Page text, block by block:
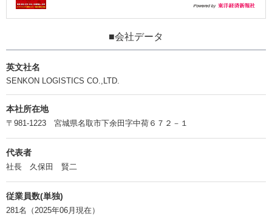
■会社データ
英文社名
SENKON LOGISTICS CO.,LTD.
本社所在地
〒981-1223 宮城県名取市下余田字中荷６７２－１
代表者
社長 久保田 賢二
従業員数(単独)
281名（2025年06月現在）